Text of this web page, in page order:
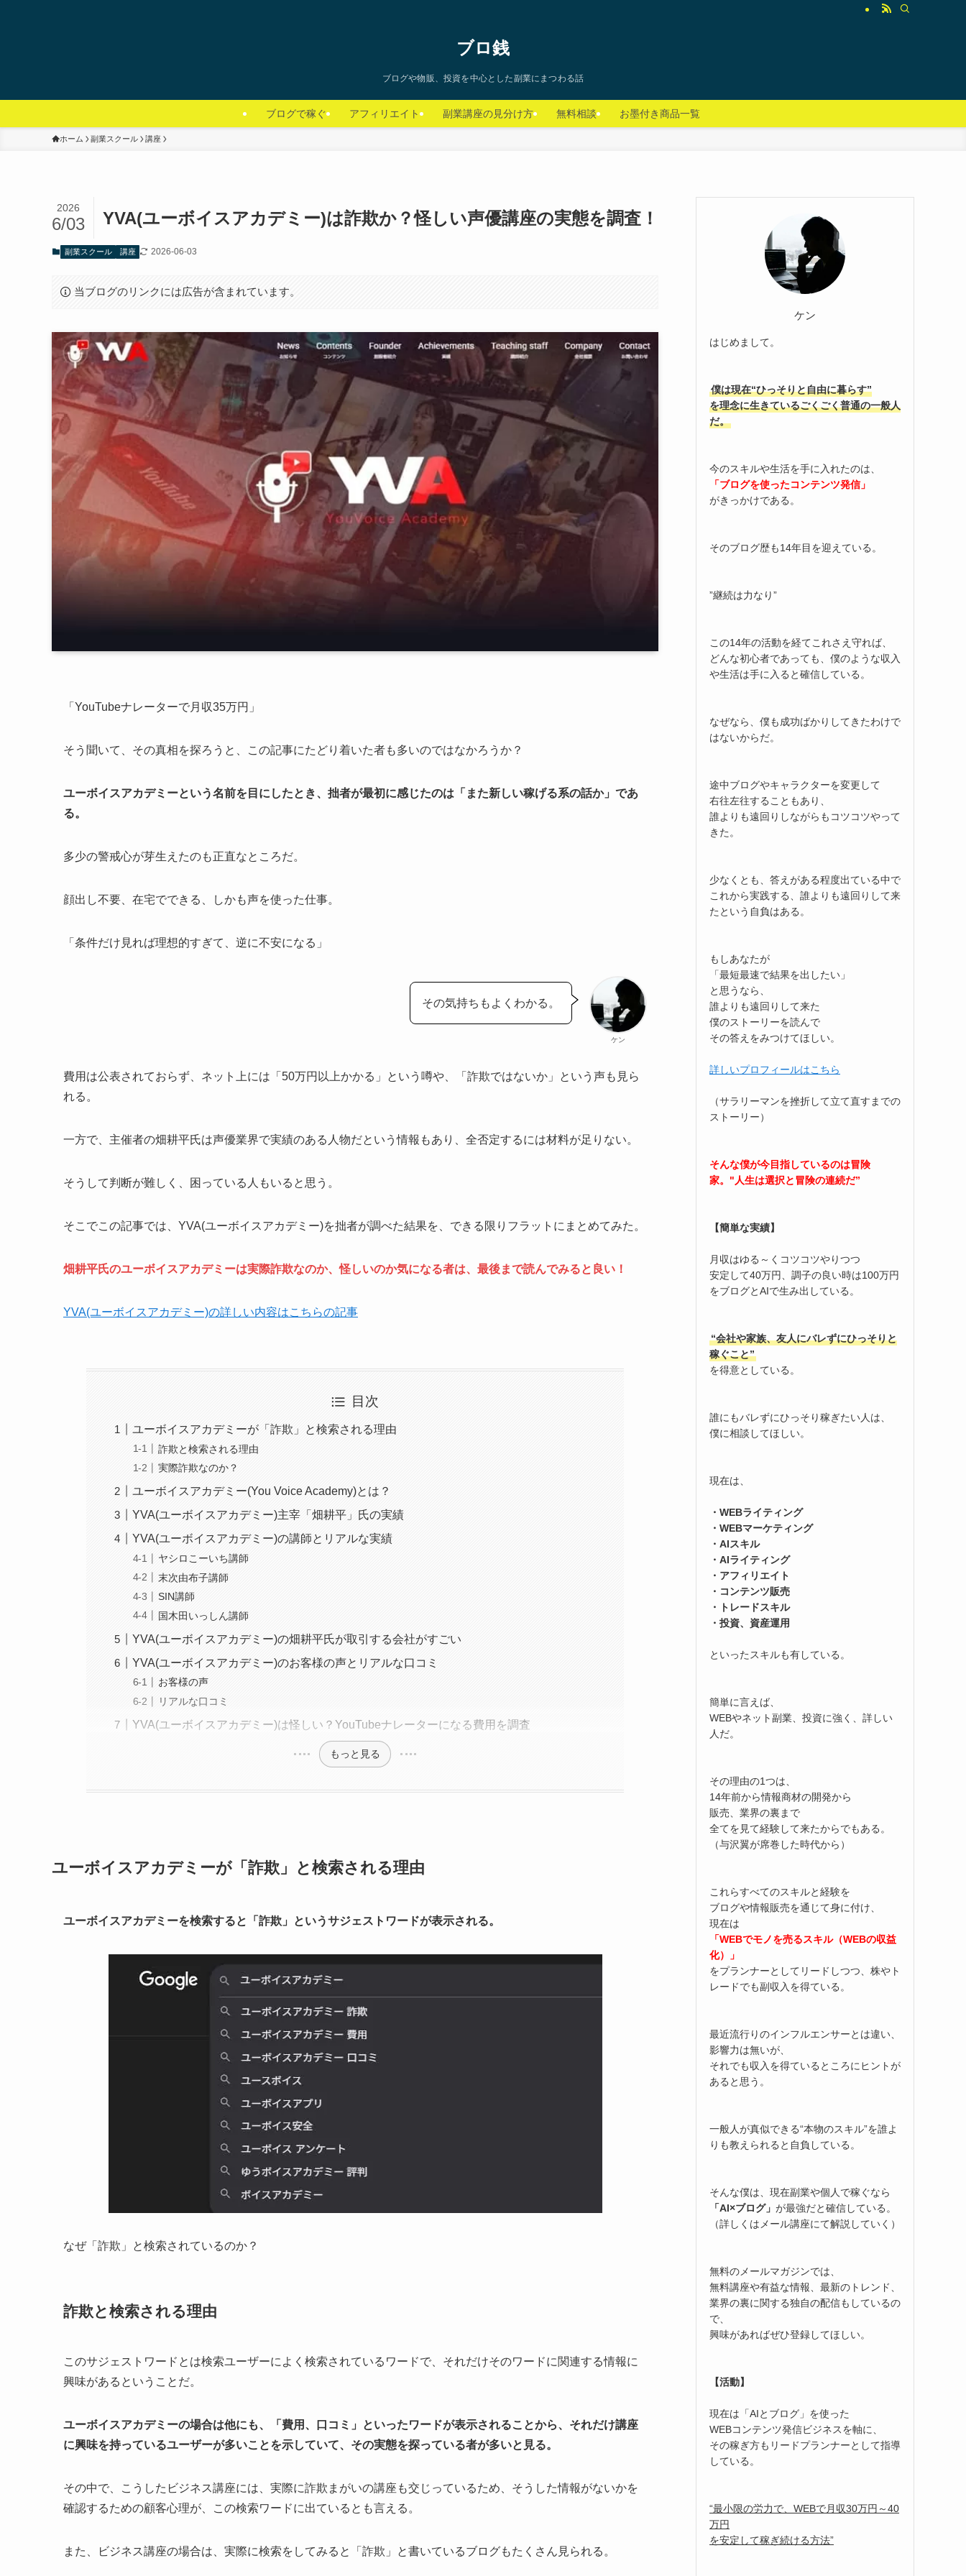
ブロ銭
ブログや物販、投資を中心とした副業にまつわる話
ブログで稼ぐ アフィリエイト 副業講座の見分け方 無料相談 お墨付き商品一覧
ホーム 副業スクール 講座
YVA(ユーボイスアカデミー)は詐欺か？怪しい声優講座の実態を調査！
2026
6/03
副業スクール 講座 2026-06-03
当ブログのリンクには広告が含まれています。
「YouTubeナレーターで月収35万円」
そう聞いて、その真相を探ろうと、この記事にたどり着いた者も多いのではなかろうか？
ユーボイスアカデミーという名前を目にしたとき、拙者が最初に感じたのは「また新しい稼げる系の話か」であ
る。
多少の警戒心が芽生えたのも正直なところだ。
顔出し不要、在宅でできる、しかも声を使った仕事。
「条件だけ見れば理想的すぎて、逆に不安になる」
ケン
その気持ちもよくわかる。
費用は公表されておらず、ネット上には「50万円以上かかる」という噂や、「詐欺ではないか」という声も見ら
れる。
一方で、主催者の畑耕平氏は声優業界で実績のある人物だという情報もあり、全否定するには材料が足りない。
そうして判断が難しく、困っている人もいると思う。
そこでこの記事では、YVA(ユーボイスアカデミー)を拙者が調べた結果を、できる限りフラットにまとめてみた。
畑耕平氏のユーボイスアカデミーは実際詐欺なのか、怪しいのか気になる者は、最後まで読んでみると良い！
YVA(ユーボイスアカデミー)の詳しい内容はこちらの記事
目次
ユーボイスアカデミーが「詐欺」と検索される理由
詐欺と検索される理由
実際詐欺なのか？
ユーボイスアカデミー(You Voice Academy)とは？
YVA(ユーボイスアカデミー)主宰「畑耕平」氏の実績
YVA(ユーボイスアカデミー)の講師とリアルな実績
ヤシロこーいち講師
末次由布子講師
SIN講師
国木田いっしん講師
YVA(ユーボイスアカデミー)の畑耕平氏が取引する会社がすごい
YVA(ユーボイスアカデミー)のお客様の声とリアルな口コミ
お客様の声
リアルな口コミ
YVA(ユーボイスアカデミー)は怪しい？YouTubeナレーターになる費用を調査
もっと見る
ユーボイスアカデミーが「詐欺」と検索される理由
ユーボイスアカデミーを検索すると「詐欺」というサジェストワードが表示される。
なぜ「詐欺」と検索されているのか？
詐欺と検索される理由
このサジェストワードとは検索ユーザーによく検索されているワードで、それだけそのワードに関連する情報に
興味があるということだ。
ユーボイスアカデミーの場合は他にも、「費用、口コミ」といったワードが表示されることから、それだけ講座
に興味を持っているユーザーが多いことを示していて、その実態を探っている者が多いと見る。
その中で、こうしたビジネス講座には、実際に詐欺まがいの講座も交じっているため、そうした情報がないかを
確認するための顧客心理が、この検索ワードに出ているとも言える。
また、ビジネス講座の場合は、実際に検索をしてみると「詐欺」と書いているブログもたくさん見られる。
ケン
はじめまして。
僕は現在“ひっそりと自由に暮らす”
を理念に生きているごくごく普通の一般人
だ。
今のスキルや生活を手に入れたのは、
「ブログを使ったコンテンツ発信」
がきっかけである。
そのブログ歴も14年目を迎えている。
”継続は力なり”
この14年の活動を経てこれさえ守れば、
どんな初心者であっても、僕のような収入
や生活は手に入ると確信している。
なぜなら、僕も成功ばかりしてきたわけで
はないからだ。
途中ブログやキャラクターを変更して
右往左往することもあり、
誰よりも遠回りしながらもコツコツやって
きた。
少なくとも、答えがある程度出ている中で
これから実践する、誰よりも遠回りして来
たという自負はある。
もしあなたが
「最短最速で結果を出したい」
と思うなら、
誰よりも遠回りして来た
僕のストーリーを読んで
その答えをみつけてほしい。
詳しいプロフィールはこちら
（サラリーマンを挫折して立て直すまでの
ストーリー）
そんな僕が今目指しているのは冒険
家。"人生は選択と冒険の連続だ”
【簡単な実績】
月収はゆる～くコツコツやりつつ
安定して40万円、調子の良い時は100万円
をブログとAIで生み出している。
“会社や家族、友人にバレずにひっそりと
稼ぐこと”
を得意としている。
誰にもバレずにひっそり稼ぎたい人は、
僕に相談してほしい。
現在は、
・WEBライティング
・WEBマーケティング
・AIスキル
・AIライティング
・アフィリエイト
・コンテンツ販売
・トレードスキル
・投資、資産運用
といったスキルも有している。
簡単に言えば、
WEBやネット副業、投資に強く、詳しい
人だ。
その理由の1つは、
14年前から情報商材の開発から
販売、業界の裏まで
全てを見て経験して来たからでもある。
（与沢翼が席巻した時代から）
これらすべてのスキルと経験を
ブログや情報販売を通じて身に付け、
現在は
「WEBでモノを売るスキル（WEBの収益
化）」
をプランナーとしてリードしつつ、株やト
レードでも副収入を得ている。
最近流行りのインフルエンサーとは違い、
影響力は無いが、
それでも収入を得ているところにヒントが
あると思う。
一般人が真似できる“本物のスキル”を誰よ
りも教えられると自負している。
そんな僕は、現在副業や個人で稼ぐなら
「AI×ブログ」 が最強だと確信している。
（詳しくはメール講座にて解説していく）
無料のメールマガジンでは、
無料講座や有益な情報、最新のトレンド、
業界の裏に関する独自の配信もしているの
で、
興味があればぜひ登録してほしい。
【活動】
現在は「AIとブログ」を使った
WEBコンテンツ発信ビジネスを軸に、
その稼ぎ方もリードプランナーとして指導
している。
“最小限の労力で、WEBで月収30万円～40
万円
を安定して稼ぎ続ける方法”